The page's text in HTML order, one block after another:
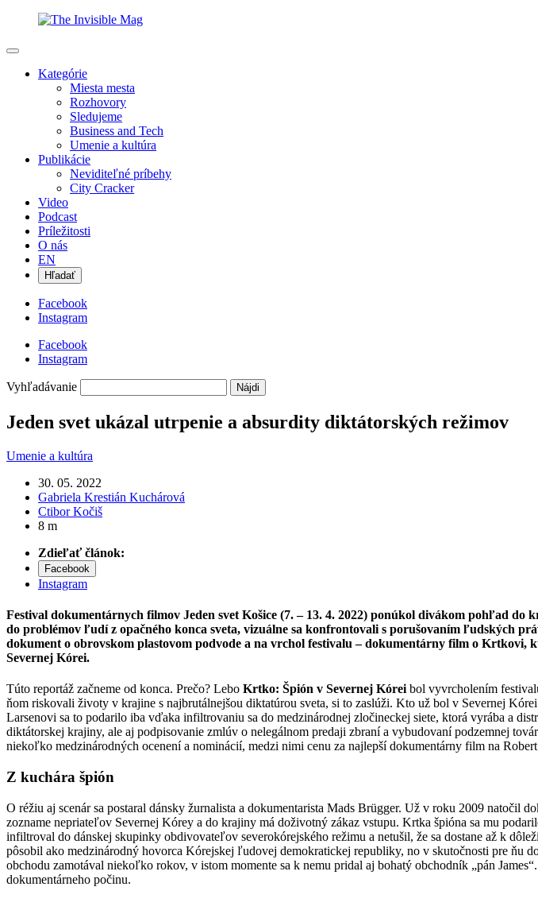
Kategórie
Miesta mesta
Rozhovory
Sledujeme
Business and Tech
Umenie a kultúra
Publikácie
Neviditeľné príbehy
City Cracker
Video
Podcast
Príležitosti
O nás
EN
Hľadať
Facebook
Instagram
Facebook
Instagram
Vyhľadávanie
Jeden svet ukázal utrpenie a absurdity diktátorských režimov
Umenie a kultúra
30. 05. 2022
Gabriela Krestián Kuchárová
Ctibor Kočiš
8 m
Zdieľať článok:
Facebook
Instagram
Festival dokumentárnych filmov Jeden svet Košice (7. – 13. 4. 2022) ponúkol divákom pohľad
do problémov ľudí z opačného konca sveta, vizuálne sa konfrontovali s porušovaním ľudských
dokument o obrovskom plastovom podvode a na vrchol festivalu – dokumentárny film o
Severnej Kórei.
Túto reportáž začneme od konca. Prečo? Lebo Krtko: Špión v Severnej Kórei bol vyvrcholením
ňom riskovali životy v krajine s najbrutálnejšou diktatúrou sveta, si to zaslúži. Kto už bol v Severnej
Larsenovi sa to podarilo iba vďaka infiltrovaniu sa do medzinárodnej zločineckej siete, ktorá vyrába a
diktátorskej krajiny, ale aj podpisovanie zmlúv o nelegálnom predaji zbraní a vybudovaní podzemnej
niekoľko medzinárodných ocenení a nominácií, medzi nimi cenu za najlepší dokumentárny film na
Z kuchára špión
O réžiu aj scenár sa postaral dánsky žurnalista a dokumentarista Mads Brügger. Už v roku 2009
zozname nepriateľov Severnej Kórey a do krajiny má doživotný zákaz vstupu. Krtka špióna sa mu
infiltroval do dánskej skupinky obdivovateľov severokórejského režimu a netušil, že sa dostane až k
pôsobil ako medzinárodný hovorca Kórejskej ľudovej demokratickej republiky, no v skutočnosti pre ňu
obchodu zamotával niekoľko rokov, v istom momente sa k nemu pridal aj bohatý obchodník „pán
dokumentárneho počinu.